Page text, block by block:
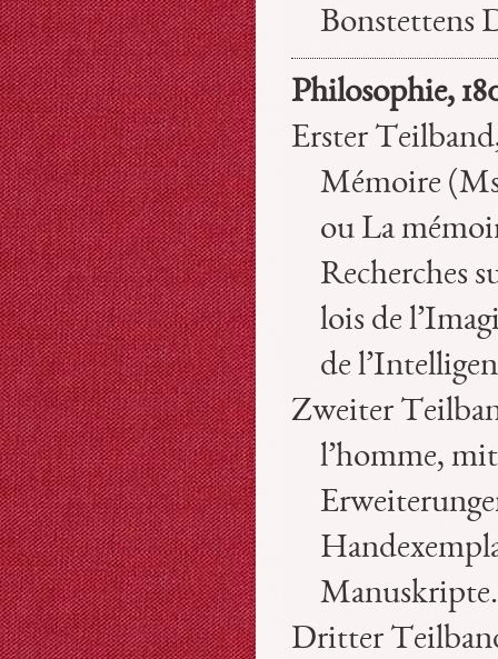
Bonstettens
Philosophie,
Erster
Mémoire
ou La
Recherches
lois de
de
Zweiter
l’homme,
Manuskripte.
Dritter